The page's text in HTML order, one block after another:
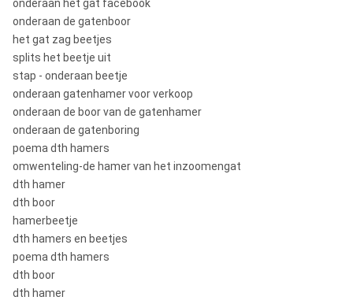
onderaan het gat facebook
onderaan de gatenboor
het gat zag beetjes
splits het beetje uit
stap - onderaan beetje
onderaan gatenhamer voor verkoop
onderaan de boor van de gatenhamer
onderaan de gatenboring
poema dth hamers
omwenteling-de hamer van het inzoomengat
dth hamer
dth boor
hamerbeetje
dth hamers en beetjes
poema dth hamers
dth boor
dth hamer